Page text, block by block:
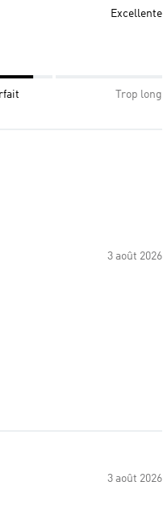
Excellente
Trop long
3 août 2026
3 août 2026